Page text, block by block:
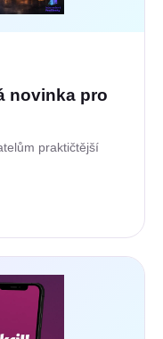
novinka pro
praktičtější